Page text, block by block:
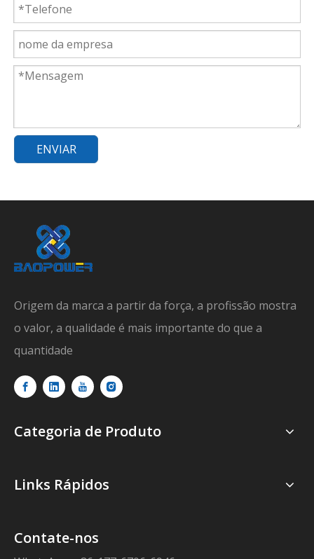
ENVIAR
Origem da marca a partir da força, a profissão mostra
o valor, a qualidade é mais importante do que a
quantidade
Categoria de Produto
Links Rápidos
Contate-nos